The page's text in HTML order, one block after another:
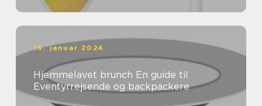
16. januar 2024
Hjemmelavet brunch En guide til
Eventyrrejsende og backpackere